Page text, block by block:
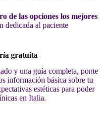
de las opciones los mejores
dedicada al paciente
gratuita
y una guía completa, ponte
información básica sobre tu
estéticas para poder
en Italia.